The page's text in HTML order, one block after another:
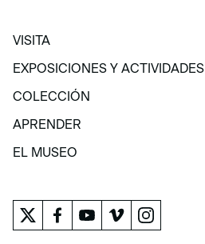
VISITA
VISITA
EXPOSICIONES Y ACTIVIDADES
EXPOSICIONES Y ACTIVIDADES
COLECCIÓN
COLECCIÓN
APRENDER
APRENDER
EL MUSEO